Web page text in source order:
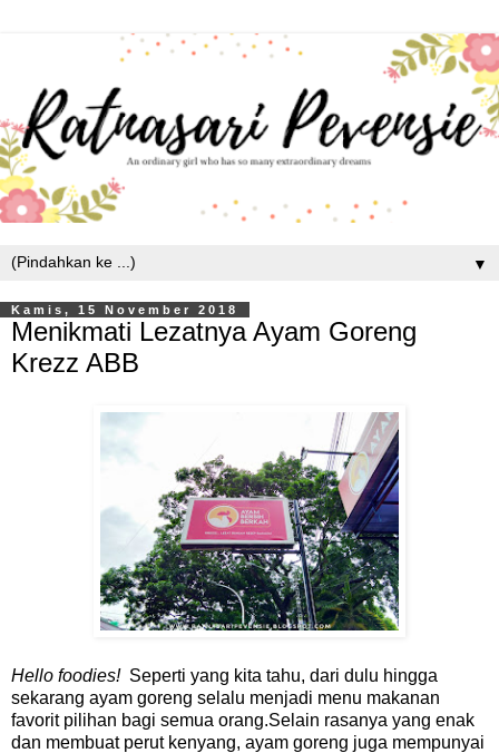
▼
Kamis, 15 November 2018
Menikmati Lezatnya Ayam Goreng
Krezz ABB
Hello foodies! Seperti yang kita tahu, dari dulu hingga
sekarang ayam goreng selalu menjadi menu makanan
favorit pilihan bagi semua orang.Selain rasanya yang enak
dan membuat perut kenyang, ayam goreng juga mempunyai